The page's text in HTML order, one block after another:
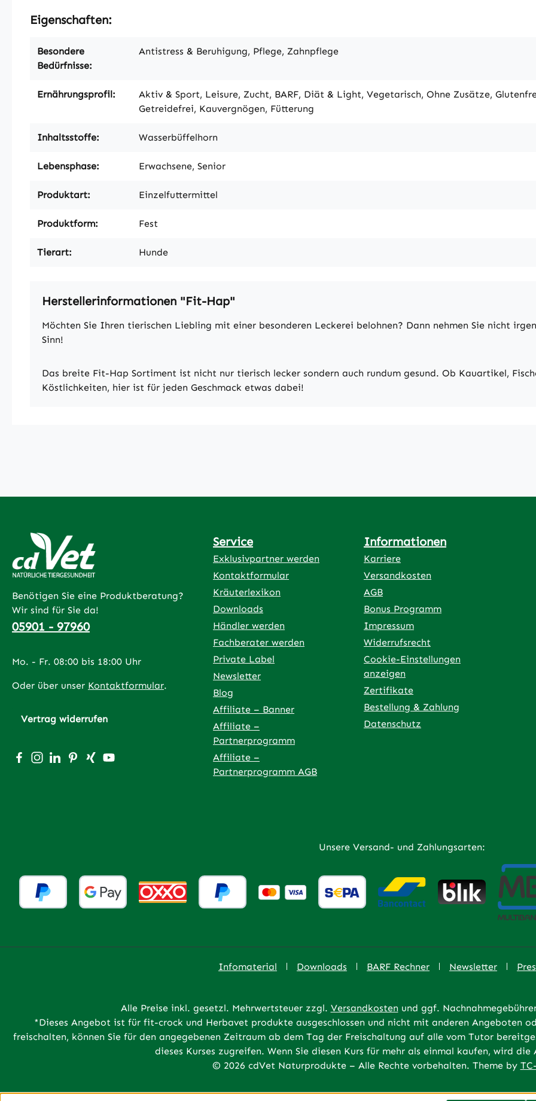
Eigenschaften:
Besondere
Bedürfnisse:
Antistress & Beruhigung, Pflege, Zahnpflege
Ernährungsprofil:
Aktiv & Sport, Leisure, Zucht, BARF, Diät & Light, Vegetarisch, Ohne Zusätze,
Getreidefrei, Kauvergnögen, Fütterung
Inhaltsstoffe: Wasserbüffelhorn
Lebensphase: Erwachsene, Senior
Produktart: Einzelfuttermittel
Produktform: Fest
Tierart: Hunde
Herstellerinformationen "Fit-Hap"
Möchten Sie Ihren tierischen Liebling mit einer besonderen Leckerei belohnen? Dann nehmen Sie nicht
Sinn!
Das breite Fit-Hap Sortiment ist nicht nur tierisch lecker sondern auch rundum gesund. Ob Kauartikel,
Köstlichkeiten, hier ist für jeden Geschmack etwas dabei!
Benötigen Sie eine Produktberatung?
Wir sind für Sie da!
05901 - 97960
Mo. - Fr. 08:00 bis 18:00 Uhr
Oder über unser Kontaktformular.
Vertrag widerrufen
Besuche uns auf Facebook – öffnet in neuem Tab (externer Link)
Schau auf Instagram vorbei – öffnet in neuem Tab (externer Link)
Vernetze dich mit uns auf LinkedIn – öffnet in neuem Tab (externer Link)
Lass dich auf Pinterest inspirieren – öffnet in neuem Tab (externer Link)
Vernetze dich mit uns auf Xing – öffnet in neuem Tab (externer Link)
Sieh dir unsere Videos auf YouTube an – öffnet in neuem Tab (externer Link)
Service
Exklusivpartner werden
Kontaktformular
Kräuterlexikon
Downloads
Händler werden
Fachberater werden
Private Label
Newsletter
Blog
Affiliate – Banner
Affiliate –
Partnerprogramm
Affiliate –
Partnerprogramm AGB
Informationen
Karriere
Versandkosten
AGB
Bonus Programm
Impressum
Widerrufsrecht
Cookie-Einstellungen
anzeigen
Zertifikate
Bestellung & Zahlung
Datenschutz
Unsere Versand- und Zahlungsarten:
Infomaterial Downloads BARF Rechner Newsletter
Alle Preise inkl. gesetzl. Mehrwertsteuer zzgl. Versandkosten und ggf.
*Dieses Angebot ist für fit-crock und Herbavet produkte ausgeschlossen und nicht mit anderen Angeboten
freischalten, können Sie für den angegebenen Zeitraum ab dem Tag der Freischaltung auf alle vom Tutor
dieses Kurses zugreifen. Wenn Sie diesen Kurs für mehr als einmal kaufen, wird
© 2026 cdVet Naturprodukte – Alle Rechte vorbehalten. Theme by